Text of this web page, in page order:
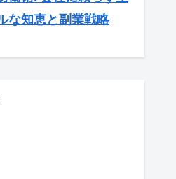
な知恵と副業戦略